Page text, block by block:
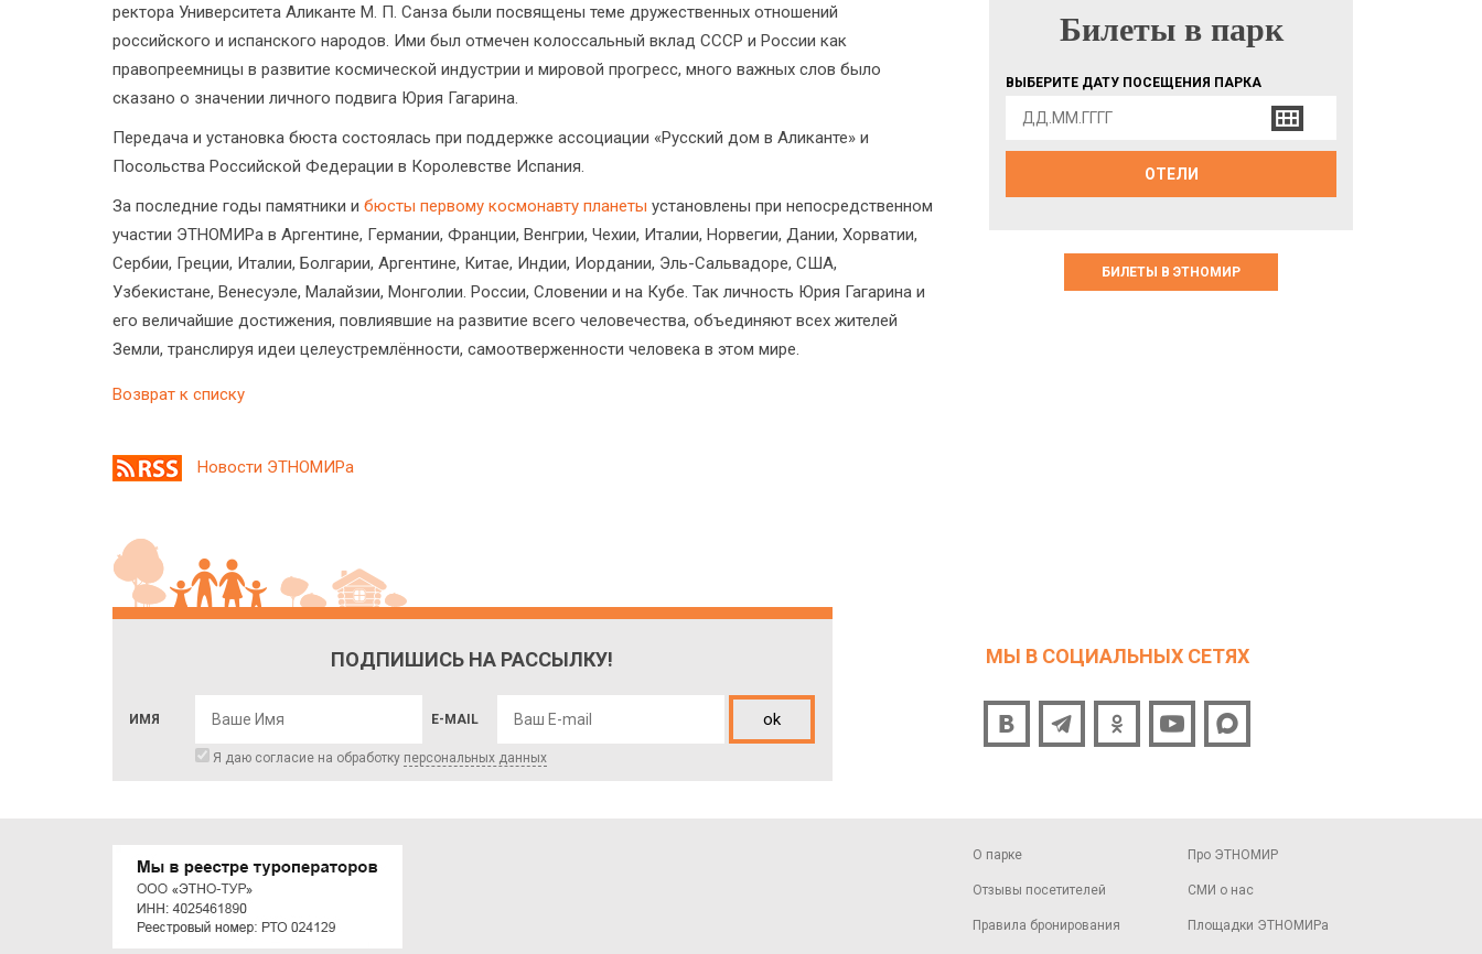
ректора Университета Аликанте М. П. Санза были посвящены теме дружественных отношений
российского и испанского народов. Ими был отмечен колоссальный вклад СССР и России как
правопреемницы в развитие космической индустрии и мировой прогресс, много важных слов было
сказано о значении личного подвига Юрия Гагарина.
Передача и установка бюста состоялась при поддержке ассоциации «Русский дом в Аликанте» и
Посольства Российской Федерации в Королевстве Испания.
За последние годы памятники и бюсты первому космонавту планеты установлены при непосредственном
участии ЭТНОМИРа в Аргентине, Германии, Франции, Венгрии, Чехии, Италии, Норвегии, Дании, Хорватии,
Сербии, Греции, Италии, Болгарии, Аргентине, Китае, Индии, Иордании, Эль-Сальвадоре, США,
Узбекистане, Венесуэле, Малайзии, Монголии. России, Словении и на Кубе. Так личность Юрия Гагарина и
его величайшие достижения, повлиявшие на развитие всего человечества, объединяют всех жителей
Земли, транслируя идеи целеустремлённости, самоотверженности человека в этом мире.
Возврат к списку
БИЛЕТЫ В ПАРК
Билеты в парк
ВЫБЕРИТЕ ДАТУ ПОСЕЩЕНИЯ ПАРКА
ОТЕЛИ
БИЛЕТЫ В ЭТНОМИР
Новости ЭТНОМИРа
ПОДПИШИСЬ НА РАССЫЛКУ!
ИМЯ E-MAIL ok
Я даю согласие на обработку персональных данных
МЫ В СОЦИАЛЬНЫХ СЕТЯХ
О парке
Отзывы посетителей
Правила бронирования
Про ЭТНОМИР
СМИ о нас
Площадки ЭТНОМИРа